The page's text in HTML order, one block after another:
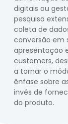
digitais ou
pesquisa
coleta de
conversão em
apresentação
customers,
a tornar o
ênfase sobre
invés de
do produto.